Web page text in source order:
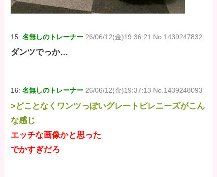
15:名無しのトレーナー 26/06/12(金)19:36:21 No.1439247832
ダンツでっか…
16:名無しのトレーナー 26/06/12(金)19:37:13 No.1439248093
>どことなくワンツっぽいグレートピレニーズがこん
な感じ
エッチな画像かと思った
でかすぎだろ